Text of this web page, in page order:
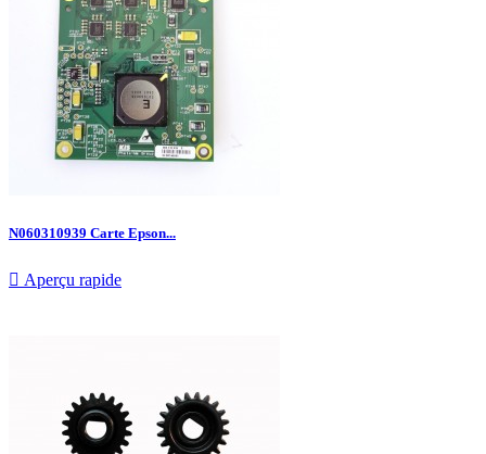
N060310939 Carte Epson...
 Aperçu rapide